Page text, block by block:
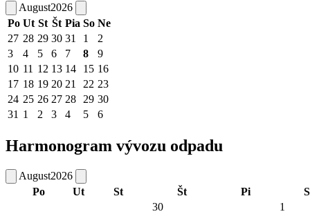
August2026
Po Ut St Št Pia So Ne
27 28 29 30 31 1
2
3
4 5 6 7 8
9
10 11 12 13 14 15 16
17 18 19 20 21 22 23
24 25 26 27 28 29 30
31 1 2 3 4 5 6
Harmonogram vývozu odpadu
August2026
Po
Ut St Št Pi
30
1